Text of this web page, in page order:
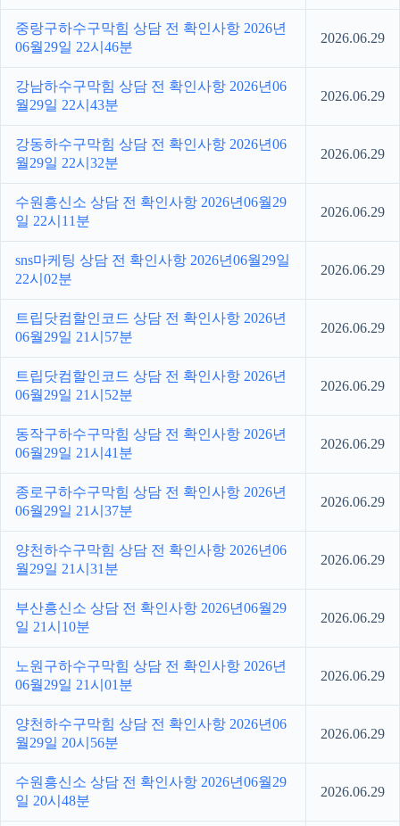
중랑구하수구막힘 상담 전 확인사항 2026년
06월29일 22시46분
2026.06.29
강남하수구막힘 상담 전 확인사항 2026년06
월29일 22시43분
2026.06.29
강동하수구막힘 상담 전 확인사항 2026년06
월29일 22시32분
2026.06.29
수원흥신소 상담 전 확인사항 2026년06월29
일 22시11분
2026.06.29
sns마케팅 상담 전 확인사항 2026년06월29일
22시02분
2026.06.29
트립닷컴할인코드 상담 전 확인사항 2026년
06월29일 21시57분
2026.06.29
트립닷컴할인코드 상담 전 확인사항 2026년
06월29일 21시52분
2026.06.29
동작구하수구막힘 상담 전 확인사항 2026년
06월29일 21시41분
2026.06.29
종로구하수구막힘 상담 전 확인사항 2026년
06월29일 21시37분
2026.06.29
양천하수구막힘 상담 전 확인사항 2026년06
월29일 21시31분
2026.06.29
부산흥신소 상담 전 확인사항 2026년06월29
일 21시10분
2026.06.29
노원구하수구막힘 상담 전 확인사항 2026년
06월29일 21시01분
2026.06.29
양천하수구막힘 상담 전 확인사항 2026년06
월29일 20시56분
2026.06.29
수원흥신소 상담 전 확인사항 2026년06월29
일 20시48분
2026.06.29